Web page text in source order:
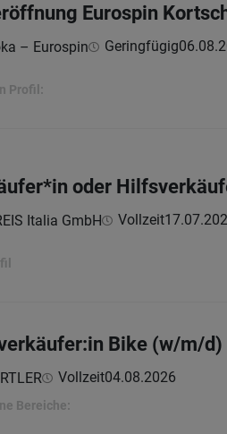
Eurospin
– Eurospin Geringfügig
Profil:
oder
Italia GmbH Vollzeit
Bike (w/m/d)
Vollzeit04.08.2026
Bereiche: